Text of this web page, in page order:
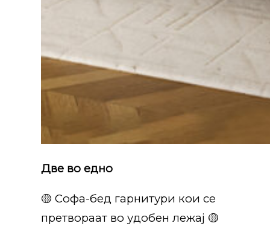
Две во едно
🟡 Софа-бед гарнитури кои се
претвораат во удобен лежај 🟡